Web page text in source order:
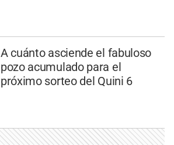
A cuánto asciende el fabuloso
pozo acumulado para el
próximo sorteo del Quini 6